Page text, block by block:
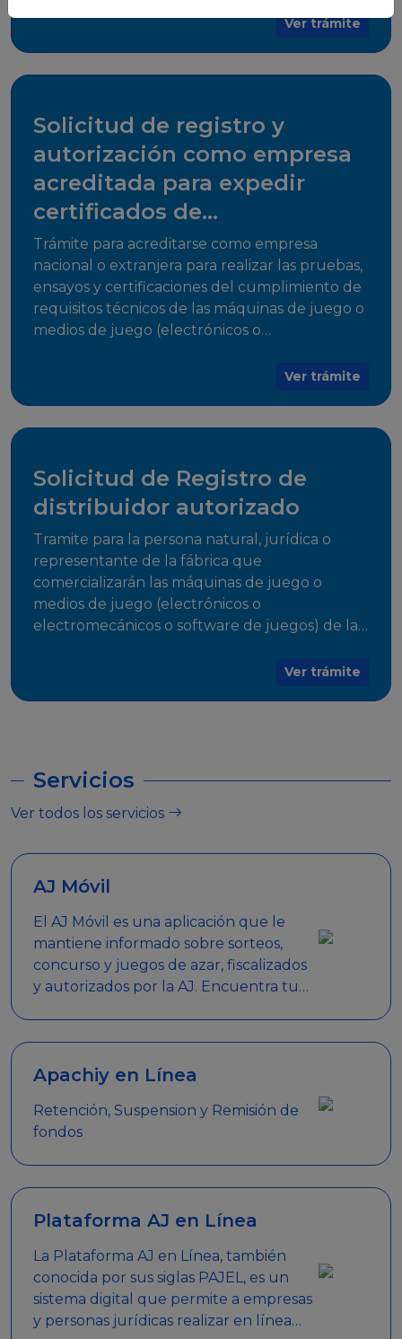
para su comercialización dentro del territorio
Ver trámite
Solicitud de registro y
autorización como empresa
acreditada para expedir
certificados de
cumplimiento
Trámite para acreditarse como empresa
nacional o extranjera para realizar las pruebas,
ensayos y certificaciones del cumplimiento de
requisitos técnicos de las máquinas de juego o
medios de juego (electrónicos o
medios de acceso al juego y juegos queVer trámite
Solicitud de Registro de
distribuidor autorizado
Tramite para la persona natural, jurídica o
representante de la fábrica que
comercializarán las máquinas de juego o
medios de juego (electrónicos o
electromecánicos o software de juegos) de las
Ver trámite
Servicios
Ver todos los servicios
AJ Móvil
El AJ Móvil es una aplicación que le
mantiene informado sobre sorteos,
concurso y juegos de azar, fiscalizados
y autorizados por la AJ. Encuentra tus
clave.
Apachiy en Línea
Retención, Suspension y Remisión de
fondos
Plataforma AJ en Línea
La Plataforma AJ en Línea, también
conocida por sus siglas PAJEL, es un
sistema digital que permite a empresas
y personas jurídicas realizar en línea